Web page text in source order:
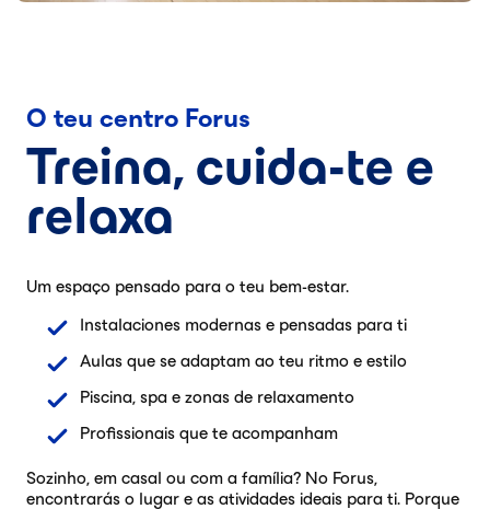
O teu centro Forus
Treina, cuida-te e
relaxa
Um espaço pensado para o teu bem-estar.
Instalaciones modernas e pensadas para ti
Aulas que se adaptam ao teu ritmo e estilo
Piscina, spa e zonas de relaxamento
Profissionais que te acompanham
Sozinho, em casal ou com a família? No Forus,
encontrarás o lugar e as atividades ideais para ti. Porque